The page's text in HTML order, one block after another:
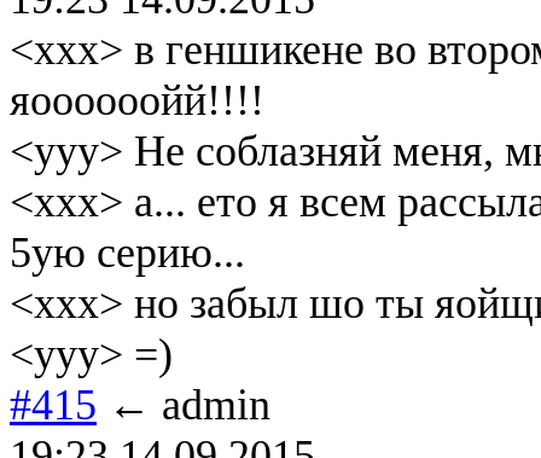
<xxx> в геншикене во
яоооооойй!!!!
<yyy> Не соблазняй меня,
<xxx> а... ето я всем
5ую серию...
<xxx> но забыл шо ты
<yyy> =)
#415 ← admin